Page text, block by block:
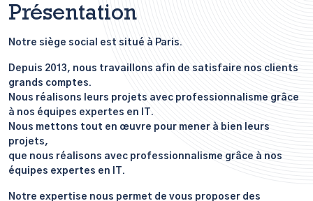
Présentation
Notre siège social est situé à Paris.
Depuis 2013, nous travaillons afin de satisfaire nos clients
grands comptes.
Nous réalisons leurs projets avec professionnalisme grâce
à nos équipes expertes en IT.
Nous mettons tout en œuvre pour mener à bien leurs
projets,
que nous réalisons avec professionnalisme grâce à nos
équipes expertes en IT.
Notre expertise nous permet de vous proposer des